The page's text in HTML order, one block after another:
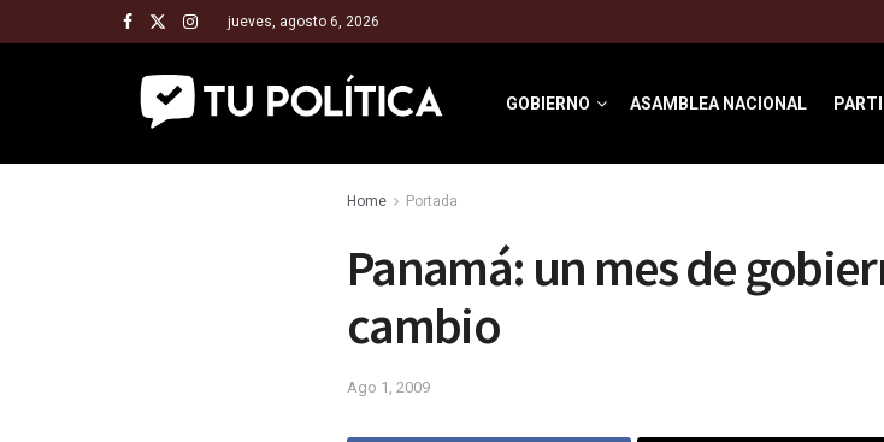
jueves, agosto 6, 2026
GOBIERNO ASAMBLEA NACIONAL
Home Portada
Panamá: un mes de
cambio
Ago 1, 2009